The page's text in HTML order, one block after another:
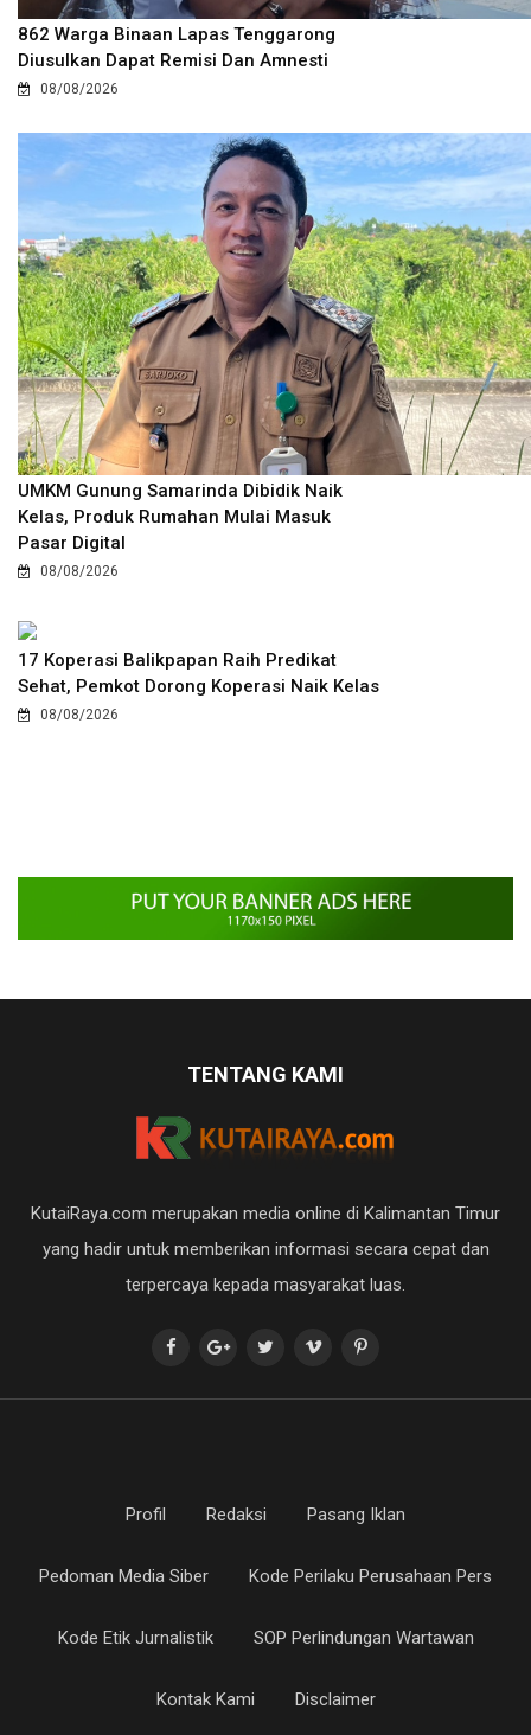
862 Warga Binaan Lapas Tenggarong
Diusulkan Dapat Remisi Dan Amnesti
08/08/2026
UMKM Gunung Samarinda Dibidik Naik
Kelas, Produk Rumahan Mulai Masuk
Pasar Digital
08/08/2026
17 Koperasi Balikpapan Raih Predikat
Sehat, Pemkot Dorong Koperasi Naik Kelas
08/08/2026
TENTANG KAMI
KutaiRaya.com merupakan media online di Kalimantan Timur
yang hadir untuk memberikan informasi secara cepat dan
terpercaya kepada masyarakat luas.
Profil Redaksi Pasang Iklan
Pedoman Media Siber Kode Perilaku Perusahaan Pers
Kode Etik Jurnalistik SOP Perlindungan Wartawan
Kontak Kami Disclaimer